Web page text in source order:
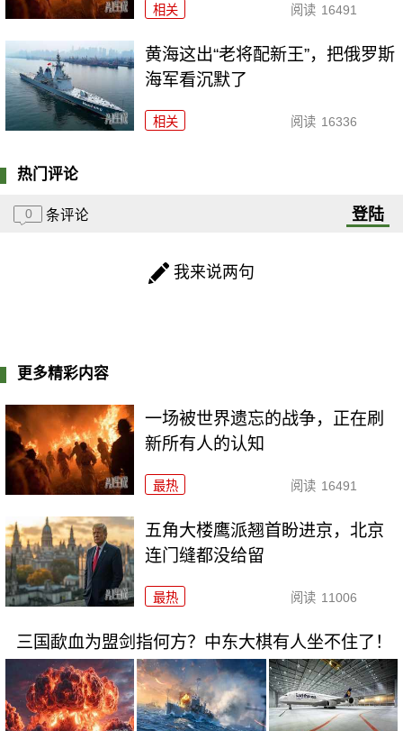
相关 阅读 16491
黄海这出“老将配新王”，把俄罗斯
海军看沉默了
相关 阅读 16336
热门评论
0 条评论 登陆
我来说两句
更多精彩内容
一场被世界遗忘的战争，正在刷
新所有人的认知
最热 阅读 16491
五角大楼鹰派翘首盼进京，北京
连门缝都没给留
最热 阅读 11006
三国歃血为盟剑指何方？中东大棋有人坐不住了！